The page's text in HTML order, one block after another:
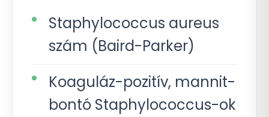
Staphylococcus aureus
szám (Baird-Parker)
Koaguláz-pozitív, mannit-
bontó Staphylococcus-ok